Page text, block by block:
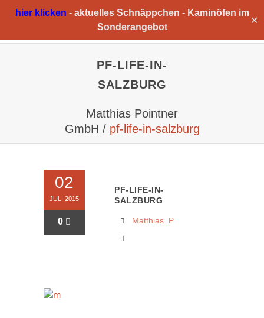
hier klicken - aktuelles Schnäppchen - Kaminöfen im
Sonderangebot
✕
PF-LIFE-IN-
SALZBURG
Matthias Pointner
GmbH / pf-life-in-salzburg
02
JULI 2015
0
PF-LIFE-IN-
SALZBURG
Matthias_P